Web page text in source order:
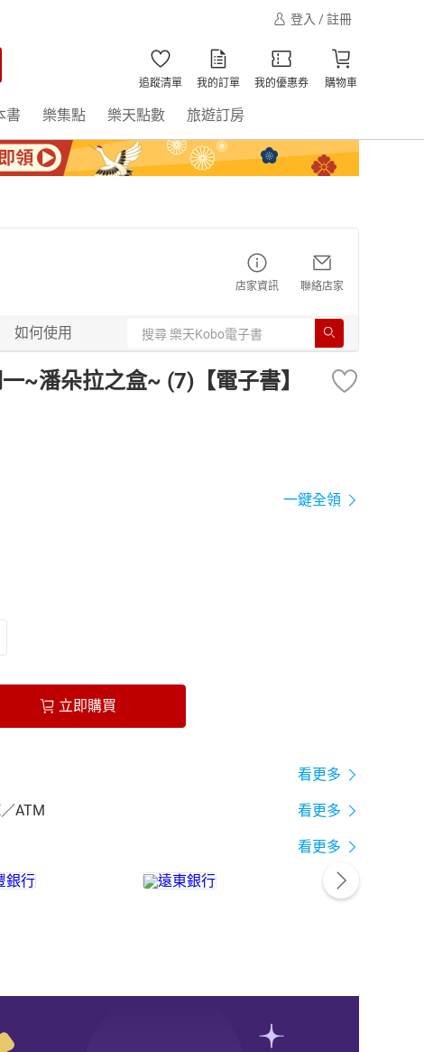
登入 / 註冊
追蹤清單 我的訂單 我的優惠券 購物車
書 樂集點 樂天點數 旅遊訂房
店家資訊 聯絡店家
如何使用
~潘朵拉之盒~ (7)【電子書】
一鍵全領
立即購買
看更多
ATM 看更多
看更多